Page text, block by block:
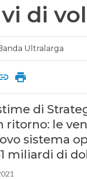
di
Ultralarga
di
ritorno: le
sistema
miliardi di